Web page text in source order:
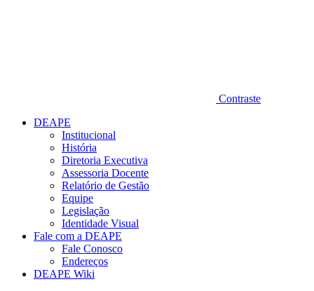
Contraste
DEAPE
Institucional
História
Diretoria Executiva
Assessoria Docente
Relatório de Gestão
Equipe
Legislação
Identidade Visual
Fale com a DEAPE
Fale Conosco
Endereços
DEAPE Wiki